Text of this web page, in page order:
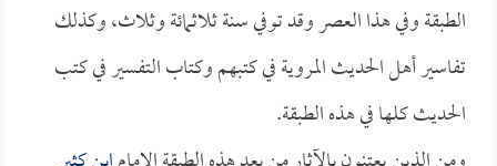
الطبقة وفي هذا العصر وقد توفي سنة ثلاثمائة وثلاث، وكذلك
تفاسير أهل الحديث المروية في كتبهم وكتاب التفسير في كتب
الحديث كلها في هذه الطبقة.